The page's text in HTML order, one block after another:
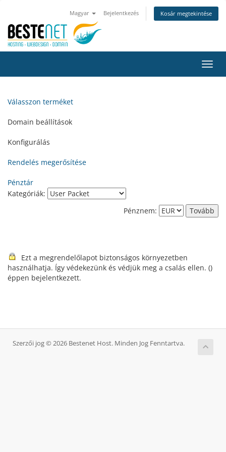
Magyar Bejelentkezés Kosár megtekintése
a
Válasszon terméket
Domain beállítások
Konfigurálás
Rendelés megerősítése
Pénztár
Kategóriák:
Pénznem:
Ezt a megrendelőlapot biztonságos környezetben
használhatja. Így védekezünk és védjük meg a csalás ellen. ()
éppen bejelentkezett.
Szerzői jog © 2026 Bestenet Host. Minden Jog Fenntartva.